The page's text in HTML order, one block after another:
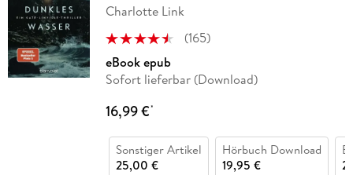
Charlotte Link
(165)
eBook epub
Sofort lieferbar (Download)
16,99 €*
Sonstiger Artikel
25,00 €
Hörbuch Download
19,95 €